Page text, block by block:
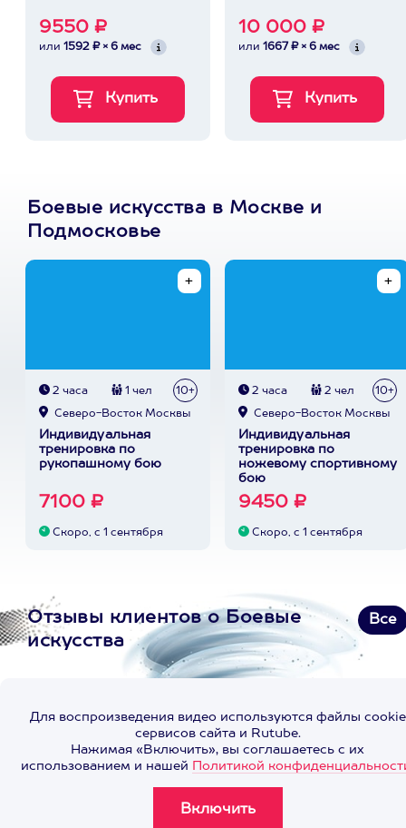
9550 ₽
или 1592 ₽ × 6 мес
10 000 ₽
или 1667 ₽ × 6 мес
Боевые искусства в Москве и
Подмосковье
2 часа 1 чел 10+
Северо-Восток Москвы
Индивидуальная
тренировка по
рукопашному бою
7100 ₽
Скоро, с 1 сентября
2 часа 2 чел 10+
Северо-Восток Москвы
Индивидуальная
тренировка по
ножевому спортивному
бою
9450 ₽
Скоро, с 1 сентября
Отзывы клиентов о Боевые
искусства
Все
Для воспроизведения видео используются файлы cookie
сервисов сайта и Rutube.
Нажимая «Включить», вы соглашаетесь с их
использованием и нашей Политикой